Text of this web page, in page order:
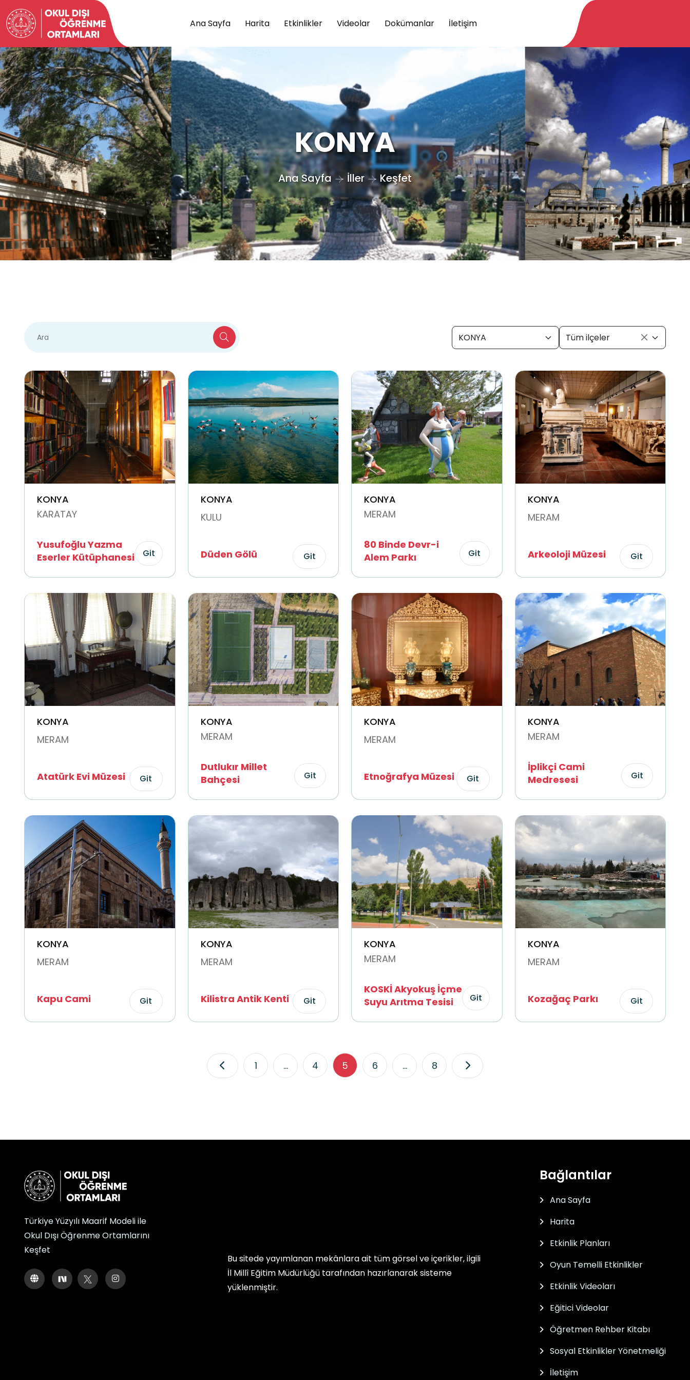
Ana Sayfa Harita Etkinlikler Videolar Dokümanlar İletişim
KONYA
Ana Sayfa İller Keşfet
KONYA Tüm ilçeler
KONYA
KARATAY
Yusufoğlu Yazma
Eserler Kütüphanesi
Git
KONYA
KULU
Düden Gölü Git
KONYA
MERAM
80 Binde Devr-i
Alem Parkı
Git
KONYA
MERAM
Arkeoloji Müzesi Git
KONYA
MERAM
Atatürk Evi Müzesi Git
KONYA
MERAM
Dutlukır Millet
Bahçesi
Git
KONYA
MERAM
Etnoğrafya Müzesi Git
KONYA
MERAM
İplikçi Cami
Medresesi
Git
KONYA
MERAM
Kapu Cami Git
KONYA
MERAM
Kilistra Antik Kenti Git
KONYA
MERAM
KOSKİ Akyokuş İçme
Suyu Arıtma Tesisi
Git
KONYA
MERAM
Kozağaç Parkı Git
1 ... 4 5 6 ... 8
Türkiye Yüzyılı Maarif Modeli ile
Okul Dışı Öğrenme Ortamlarını
Keşfet
Bu sitede yayımlanan mekânlara ait tüm görsel ve içerikler, ilgili
İl Millî Eğitim Müdürlüğütarafından hazırlanarak sisteme
yüklenmiştir.
Bağlantılar
Ana Sayfa
Harita
Etkinlik Planları
Oyun Temelli Etkinlikler
Etkinlik Videoları
Eğitici Videolar
Öğretmen Rehber Kitabı
Sosyal Etkinlikler Yönetmeliği
İletişim